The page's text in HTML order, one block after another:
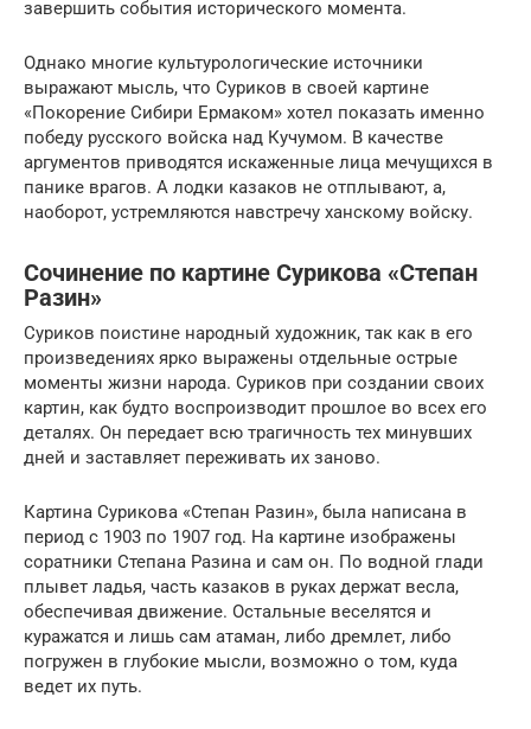
завершить события исторического момента.
Однако многие культурологические источники
выражают мысль, что Суриков в своей картине
«Покорение Сибири Ермаком» хотел показать именно
победу русского войска над Кучумом. В качестве
аргументов приводятся искаженные лица мечущихся в
панике врагов. А лодки казаков не отплывают, а,
наоборот, устремляются навстречу ханскому войску.
Сочинение по картине Сурикова «Степан
Разин»
Суриков поистине народный художник, так как в его
произведениях ярко выражены отдельные острые
моменты жизни народа. Суриков при создании своих
картин, как будто воспроизводит прошлое во всех его
деталях. Он передает всю трагичность тех минувших
дней и заставляет переживать их заново.
Картина Сурикова «Степан Разин», была написана в
период с 1903 по 1907 год. На картине изображены
соратники Степана Разина и сам он. По водной глади
плывет ладья, часть казаков в руках держат весла,
обеспечивая движение. Остальные веселятся и
куражатся и лишь сам атаман, либо дремлет, либо
погружен в глубокие мысли, возможно о том, куда
ведет их путь.